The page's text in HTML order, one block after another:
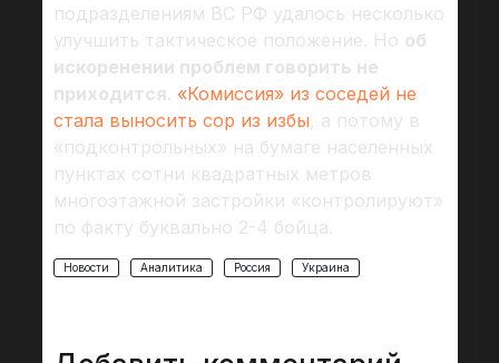
подразделениям ВС РФ удалось несколько
улучшить тактическое положение. Но об
искоренении проблем говорить не
приходится. «Комиссия» из соседей не
стала выносить сор из избы, а потому в
«подконтрольных» на бумаге населенных
пунктах сотни квадратных метров
многоэтажной застройки «контролируют»
по факту буквально 2-4 бойца.
Новости Аналитика Россия Украина